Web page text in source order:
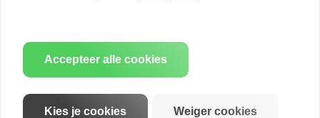
koppel.
 Sportkatalysatoren - verminderen de tegendruk en
optimaliseren de motorprestaties.
 Verschillende uitlaatvarianten.
 Uitlaatkleptechnologie voor een maximale geluidservaring.
Accepteer alle cookies
Kies je cookies Weiger cookies